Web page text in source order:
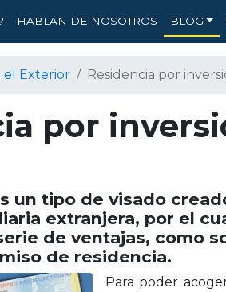
HABLAN DE NOSOTROS BLOG
el Exterior Residencia por
por
un tipo de visado
extranjera, por el
de ventajas, como
de residencia.
Para poder